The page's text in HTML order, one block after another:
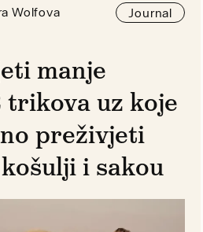
Wolfova Journal
manje
uz koje
preživjeti
i sakou